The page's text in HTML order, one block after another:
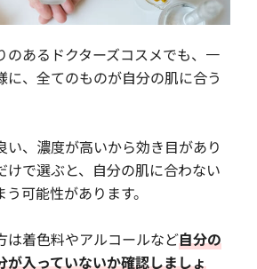
のあるドクターズコスメでも、一
に、全てのものが自分の肌に合う
い、濃度が高いから効き目があり
けで選ぶと、自分の肌に合わない
可能性があります。
は着色料やアルコールなど自分の
が入っていないか確認しましょ